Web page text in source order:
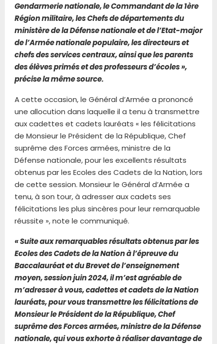
Gendarmerie nationale, le Commandant de la 1ère
Région militaire, les Chefs de départements du
ministère de la Défense nationale et de l’Etat-major
de l’Armée nationale populaire, les directeurs et
chefs des services centraux, ainsi que les parents
des élèves primés et des professeurs d’écoles »,
précise la même source.
A cette occasion, le Général d’Armée a prononcé
une allocution dans laquelle il a tenu à transmettre
aux cadettes et cadets lauréats « les félicitations
de Monsieur le Président de la République, Chef
suprême des Forces armées, ministre de la
Défense nationale, pour les excellents résultats
obtenus par les Ecoles des Cadets de la Nation, lors
de cette session. Monsieur le Général d’Armée a
tenu, à son tour, à adresser aux cadets ses
félicitations les plus sincères pour leur remarquable
réussite », note le communiqué.
« Suite aux remarquables résultats obtenus par les
Ecoles des Cadets de la Nation à l’épreuve du
Baccalauréat et du Brevet de l’enseignement
moyen, session juin 2024, il m’est agréable de
m’adresser à vous, cadettes et cadets de la Nation
lauréats, pour vous transmettre les félicitations de
Monsieur le Président de la République, Chef
suprême des Forces armées, ministre de la Défense
nationale, qui vous exhorte à réaliser davantage de